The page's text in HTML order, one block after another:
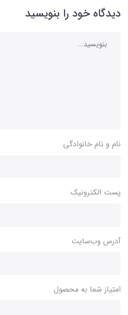
دیدگاه خود را بنویسید
نام و نام خانوادگی
پست الکترونیک
آدرس وب‌سایت
امتیاز شما به محصول